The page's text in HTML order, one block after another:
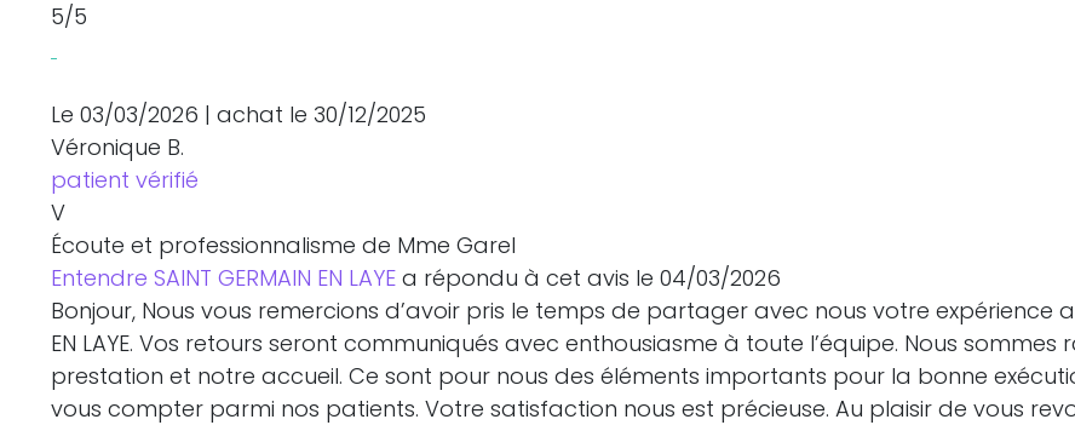
5/5
Le 03/03/2026 | achat le 30/12/2025
Véronique B.
patient vérifié
V
Écoute et professionnalisme de Mme Garel
Entendre SAINT GERMAIN EN LAYE a répondu à cet avis le 04/03/2026
Bonjour, Nous vous remercions d’avoir pris le temps de partager avec nous votre expérience
EN LAYE. Vos retours seront communiqués avec enthousiasme à toute l’équipe. Nous
prestation et notre accueil. Ce sont pour nous des éléments importants pour la bonne
vous compter parmi nos patients. Votre satisfaction nous est précieuse. Au plaisir de vous